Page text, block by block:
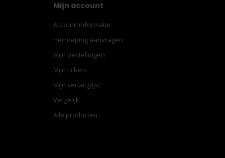
Mijn account
Account informatie
Herroeping aanvragen
Mijn bestellingen
Mijn tickets
Mijn verlanglijst
Vergelijk
Alle producten